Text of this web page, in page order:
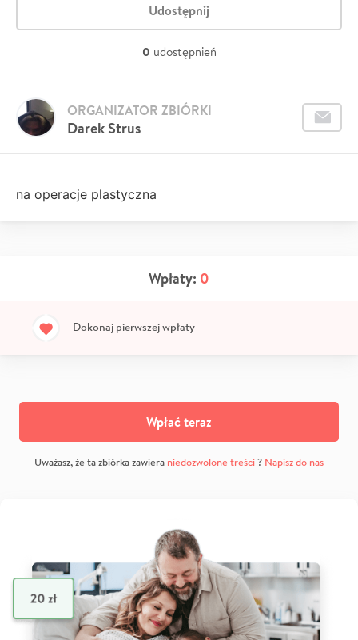
Udostępnij
0 udostępnień
Darek Strus
ORGANIZATOR ZBIÓRKI
na operacje plastyczna
Wpłaty: 0
Dokonaj pierwszej wpłaty
Wpłać teraz
Uważasz, że ta zbiórka zawiera niedozwolone treści? Napisz do nas